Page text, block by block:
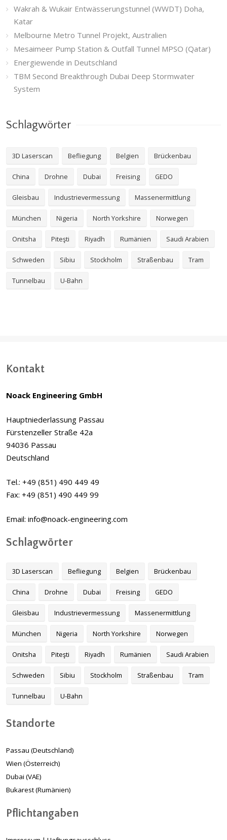
Wakrah & Wukair Entwässerungstunnel (WWDT) Doha,
Katar
Melbourne Metro Tunnel Projekt, Australien
Mesaimeer Pump Station & Outfall Tunnel MPSO (Qatar)
Energiewende in Deutschland
TBM Second Breakthrough Dubai Deep Stormwater
System
Schlagwörter
3D Laserscan Befliegung Belgien Brückenbau
China Drohne Dubai Freising GEDO
Gleisbau Industrievermessung Massenermittlung
München Nigeria North Yorkshire Norwegen
Onitsha Piteşti Riyadh Rumänien Saudi Arabien
Schweden Sibiu Stockholm Straßenbau Tram
Tunnelbau U-Bahn
Kontakt
Noack Engineering GmbH
Hauptniederlassung Passau
Fürstenzeller Straße 42a
94036 Passau
Deutschland
Tel.: +49 (851) 490 449 49
Fax: +49 (851) 490 449 99
Email: info@noack-engineering.com
Schlagwörter
3D Laserscan Befliegung Belgien Brückenbau
China Drohne Dubai Freising GEDO
Gleisbau Industrievermessung Massenermittlung
München Nigeria North Yorkshire Norwegen
Onitsha Piteşti Riyadh Rumänien Saudi Arabien
Schweden Sibiu Stockholm Straßenbau Tram
Tunnelbau U-Bahn
Standorte
Passau (Deutschland)
Wien (Österreich)
Dubai (VAE)
Bukarest (Rumänien)
Pflichtangaben